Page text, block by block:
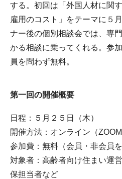
する。初回は「外国人材に関
雇用のコスト」をテーマに５
ナー後の個別相談会では、専
かる相談に乗ってくれる。参
員を問わず無料。
第一回の開催概要
日程：５月２５日（木）
開催方法：オンライン（ZOOM
参加費：無料（会員・非会員を
対象者：高齢者向け住まい運
保担当者など